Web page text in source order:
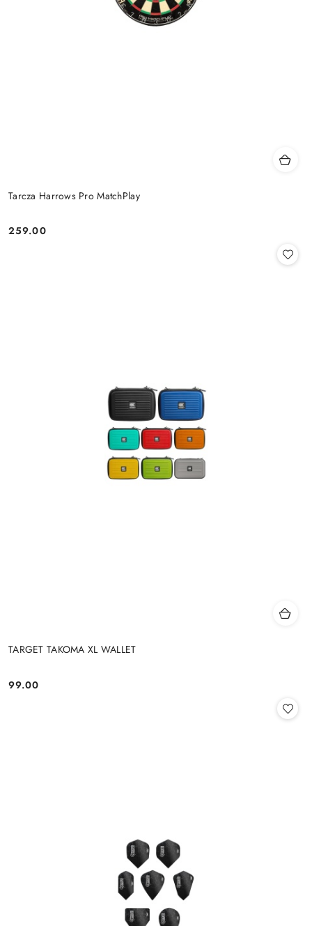
Tarcza Harrows Pro MatchPlay
Cena:
259.00
TARGET TAKOMA XL WALLET
Cena:
99.00